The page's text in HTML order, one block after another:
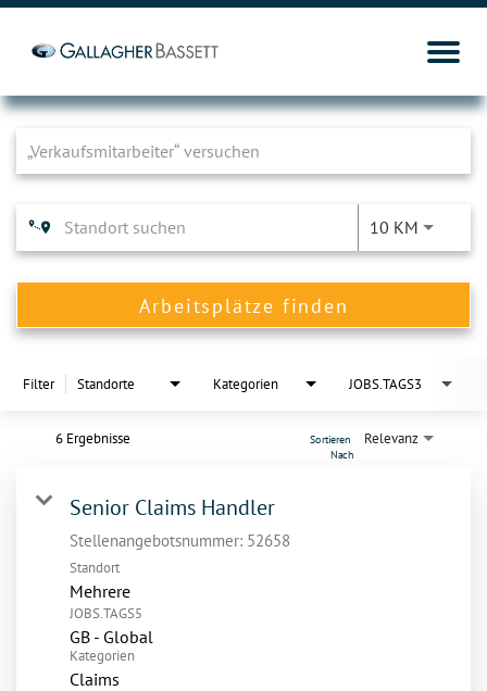
Job Search Page
10 KM
Arbeitsplätze finden
Filter Standorte Kategorien JOBS.TAGS3
6 Ergebnisse Relevanz
Sortieren
Nach
Senior Claims Handler
Stellenangebotsnummer: 52658
Standort
Mehrere
JOBS.TAGS5
GB - Global
Kategorien
Claims